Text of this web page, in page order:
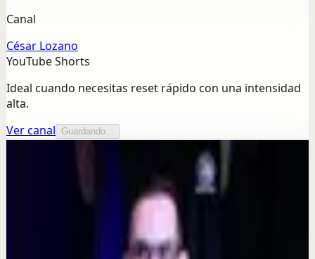
Canal
César Lozano
YouTube Shorts
Ideal cuando necesitas reset rápido con una intensidad
alta.
Ver canal
Guardando...